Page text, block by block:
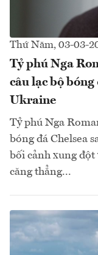
Thứ Năm, 03-03-
Tỷ phú Nga
câu lạc bộ
Ukraine
Tỷ phú Nga
bóng đá Chelsea
bối cảnh xung
căng thẳng...